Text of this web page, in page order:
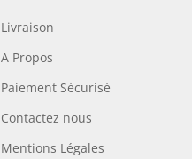
Livraison
A Propos
Paiement Sécurisé
Contactez nous
Mentions Légales